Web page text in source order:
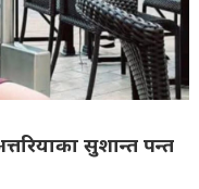
सुशान्त पन्त